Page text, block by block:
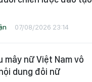
07/08/2026 23:14
mây nữ Việt Nam vô
dung đôi nữ